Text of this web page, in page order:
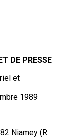
DE PRESSE
et
1989
Niamey (R.